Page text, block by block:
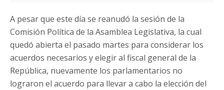
A pesar que este día se reanudó la sesión de la
Comisión Política de la Asamblea Legislativa, la cual
quedó abierta el pasado martes para considerar los
acuerdos necesarios y elegir al fiscal general de la
República, nuevamente los parlamentarios no
lograron el acuerdo para llevar a cabo la elección del